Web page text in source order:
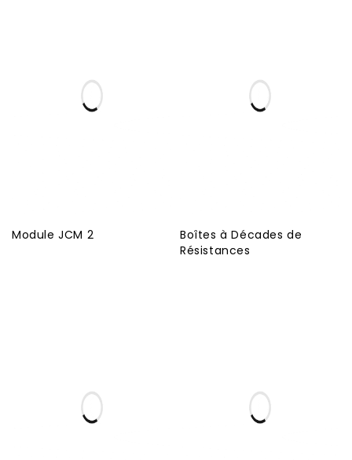
Module JCM 2
Boîtes à Décades de
Résistances